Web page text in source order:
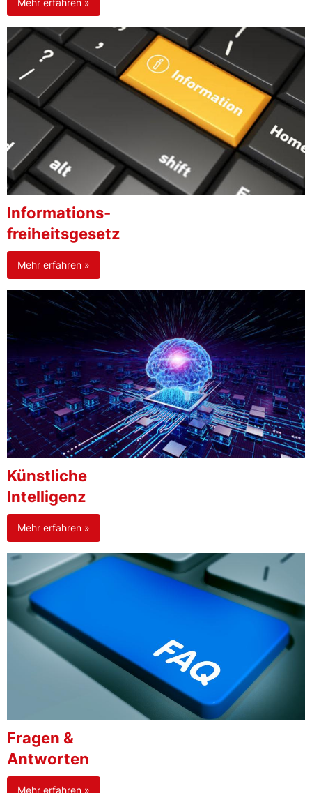
Informations-
freiheitsgesetz
Mehr erfahren »
Künstliche
Intelligenz
Mehr erfahren »
Fragen &
Antworten
Mehr erfahren »